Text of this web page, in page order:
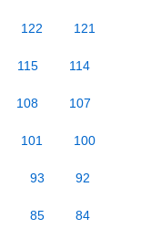
122 121
115 114
108 107
101 100
93 92
85 84